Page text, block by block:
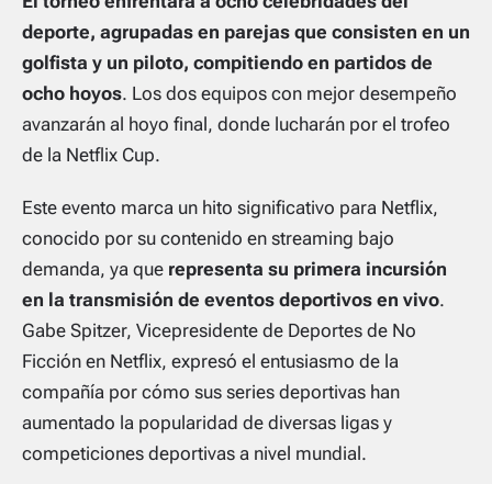
deporte, agrupadas en parejas que consisten en un
golfista y un piloto, compitiendo en partidos de
ocho hoyos. Los dos equipos con mejor desempeño
avanzarán al hoyo final, donde lucharán por el trofeo
de la Netflix Cup.
Este evento marca un hito significativo para Netflix,
conocido por su contenido en streaming bajo
demanda, ya que representa su primera incursión
en la transmisión de eventos deportivos en vivo.
Gabe Spitzer, Vicepresidente de Deportes de No
Ficción en Netflix, expresó el entusiasmo de la
compañía por cómo sus series deportivas han
aumentado la popularidad de diversas ligas y
competiciones deportivas a nivel mundial.